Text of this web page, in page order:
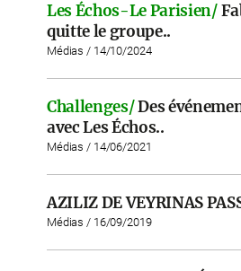
Les Échos-Le Parisien/
quitte le groupe..
Médias / 14/10/2024
Challenges/Des
avec Les Échos..
Médias / 14/06/2021
AZILIZ DE VEYRINAS
Médias / 16/09/2019